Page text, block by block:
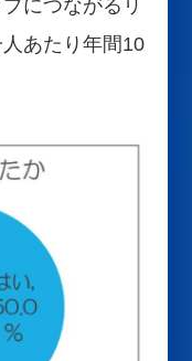
につながるリ
あたり年間10